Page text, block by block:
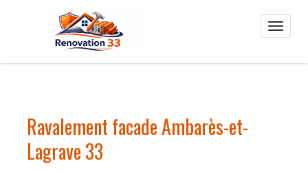
Toggle
Ravalement facade Ambarès-et-
Lagrave 33